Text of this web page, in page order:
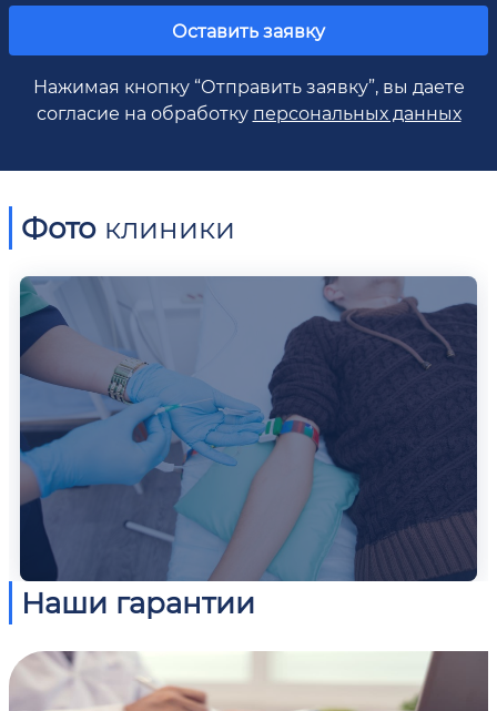
Оставить заявку
Нажимая кнопку “Отправить заявку”, вы даете
согласие на обработку персональных данных
Фото клиники
Наши гарантии